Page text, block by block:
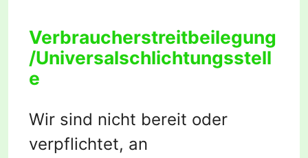
Verbraucherstreitbeilegung
/Universalschlichtungsstell
e
Wir sind nicht bereit oder
verpflichtet, an